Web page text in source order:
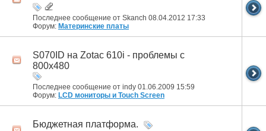
Последнее сообщение от Skanch 08.04.2012 17:33
Форум: Материнские платы
S070ID на Zotac 610i - проблемы с
800x480
Последнее сообщение от indy 01.06.2009 15:59
Форум: LCD мониторы и Touch Screen
Бюджетная платформа.